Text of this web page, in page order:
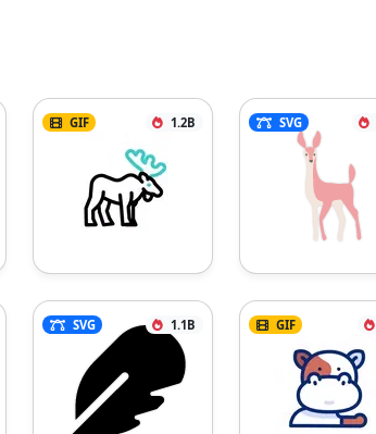
GIF 1.2B SVG
SVG 1.1B GIF